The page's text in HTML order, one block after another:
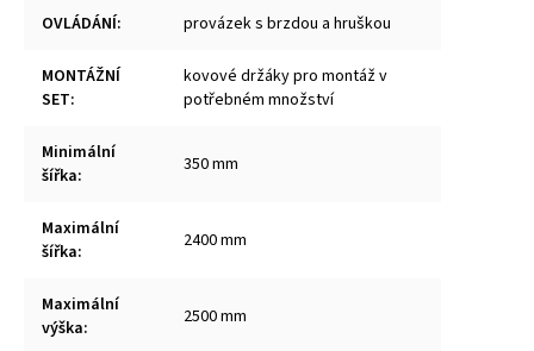
OVLÁDÁNÍ: provázek s brzdou a hruškou
MONTÁŽNÍ
SET:
kovové držáky pro montáž v
potřebném množství
Minimální
šířka: 350 mm
Maximální
šířka: 2400 mm
Maximální
výška: 2500 mm